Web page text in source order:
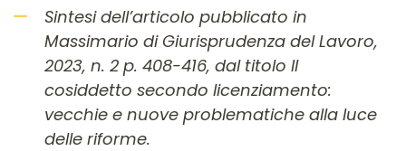
Sintesi dell’articolo pubblicato in
Massimario di Giurisprudenza del Lavoro,
2023, n. 2 p. 408-416, dal titolo Il
cosiddetto secondo licenziamento:
vecchie e nuove problematiche alla luce
delle riforme.